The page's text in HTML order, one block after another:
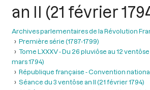
an II (21 février
Archives parlementaires de la Révolution
Première série (1787-1799)
Tome LXXXV - Du 26 pluviôse au 12 ventôse
mars 1794)
République française - Convention
Séance du 3 ventôse an II (21 février 1794)